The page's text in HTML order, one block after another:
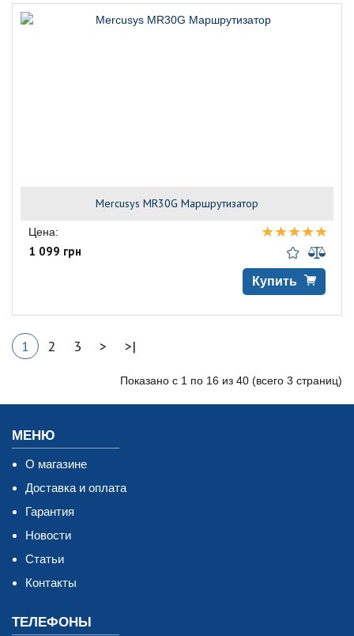
Mercusys MR30G Маршрутизатор
Цена:
1 099 грн
Купить
1 2 3 > >|
Показано с 1 по 16 из 40 (всего 3 страниц)
МЕНЮ
О магазине
Доставка и оплата
Гарантия
Новости
Статьи
Контакты
ТЕЛЕФОНЫ